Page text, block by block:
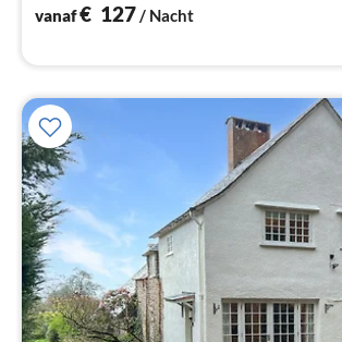
vanaf€ 127/ Nacht